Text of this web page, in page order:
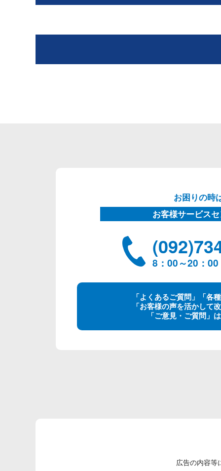
お困りの時
お客様サービス
8：00～20：
「よくあるご質問」「各
「お客様の声を活かして
「ご意見・ご質問」
広告の内容等